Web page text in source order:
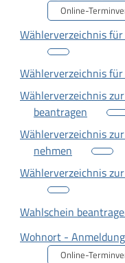
Online-
Wählerverzeichnis
Wählerverzeichnis
Wählerverzeichnis
beantragen
Wählerverzeichnis
nehmen
Wählerverzeichnis
Wahlschein
Wohnort -
Online-